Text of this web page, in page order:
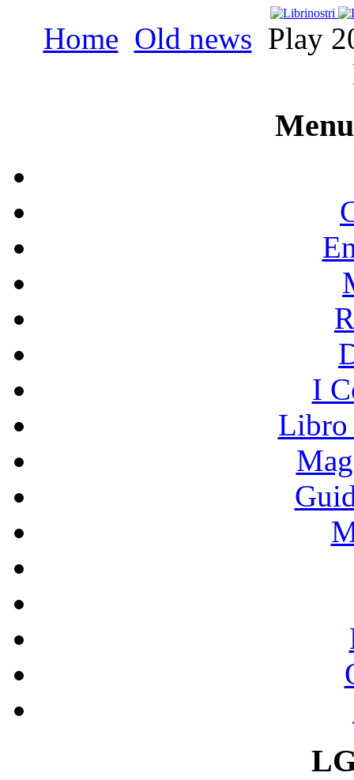
Home Old news Play
I
Libro